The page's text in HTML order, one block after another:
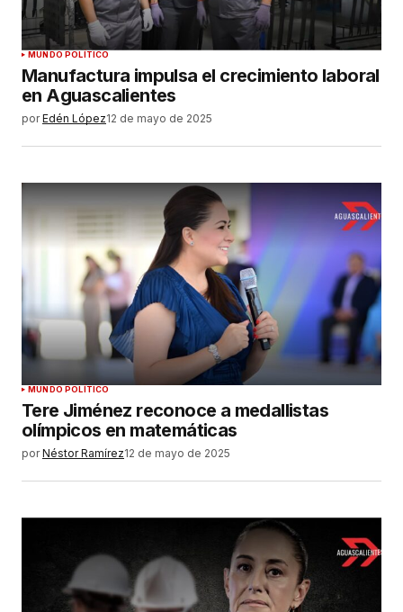
Tu correo electrónico*
Guardar mi nombre, correo electrónico y sitio
web en este navegador para la próxima vez que
haga un comentario.
MUNDO POLÍTICO
Manufactura impulsa el crecimiento laboral
en Aguascalientes
por Edén López12 de mayo de 2025
MUNDO POLÍTICO
Tere Jiménez reconoce a medallistas
olímpicos en matemáticas
por Néstor Ramírez12 de mayo de 2025